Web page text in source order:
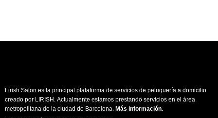
Lirish Salon es la principal plataforma de servicios de peluquería a domicilio
creado por LIRISH. Actualmente estamos prestando servicios en el área
metropolitana de la ciudad de Barcelona. Más información.